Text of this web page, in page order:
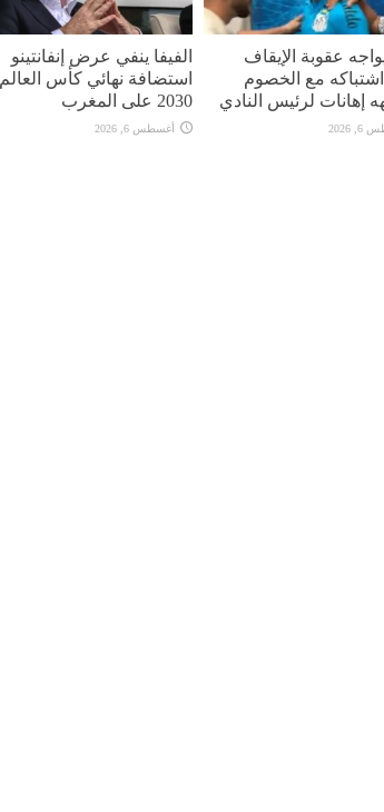
عقوبة الإيقاف
مع الخصوم
إهانات لرئيس النادي
2026
الفيفا ينفي عرض إنفانتينو
استضافة نهائي كأس العالم
2030 على المغرب
أغسطس 6, 2026